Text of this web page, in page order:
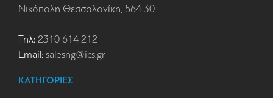
Νικόπολη Θεσσαλονίκη, 564 30
Τηλ: 2310 614 212
Email: salesng@ics.gr
ΚΑΤΗΓΟΡΙΕΣ